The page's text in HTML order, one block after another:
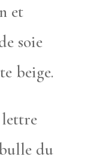
et
soie
beige.
lettre
du